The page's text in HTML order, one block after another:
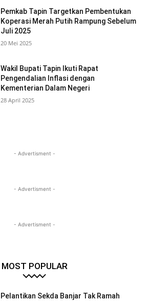
Pemkab Tapin Targetkan Pembentukan
Koperasi Merah Putih Rampung Sebelum
Juli 2025
20 Mei 2025
Wakil Bupati Tapin Ikuti Rapat
Pengendalian Inflasi dengan
Kementerian Dalam Negeri
28 April 2025
- Advertisment -
- Advertisment -
- Advertisment -
MOST POPULAR
Pelantikan Sekda Banjar Tak Ramah